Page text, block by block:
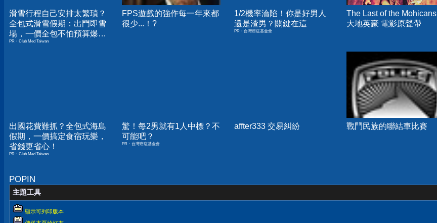
滑雪行程自己安排太繁瑣？
全包式滑雪假期：出門即雪
場，一價全包不怕預算爆
表！
PR・Club Med Taiwan
FPS遊戲的強作每一年來都
很少...！?
1/2機率淪陷！你是好男人
還是渣男？關鍵在這
PR・台灣癌症基金會
The Last of the Mohicans
大地英豪 電影原聲帶
出國花費難抓？全包式海島
假期，一價搞定食宿玩樂，
省錢更省心！
PR・Club Med Taiwan
驚！每2男就有1人中標？不
可能吧？
PR・台灣癌症基金會
affter333 交易糾紛 戰鬥民族的聯結車比賽
POPIN
主題工具
顯示可列印版本